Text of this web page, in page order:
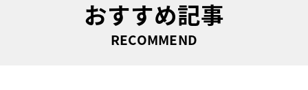
おすすめ記事
RECOMMEND